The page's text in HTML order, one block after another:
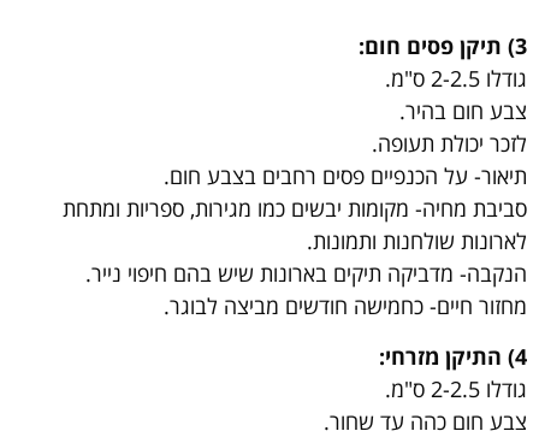
3) תיקן פסים חום:
גודלו 2-2.5 ס"מ.
צבע חום בהיר.
לזכר יכולת תעופה.
תיאור- על הכנפיים פסים רחבים בצבע חום.
סביבת מחיה- מקומות יבשים כמו מגירות, ספריות ומתחת
לארונות שולחנות ותמונות.
הנקבה- מדביקה תיקים בארונות שיש בהם חיפוי נייר.
מחזור חיים- כחמישה חודשים מביצה לבוגר.
4) התיקן מזרחי:
גודלו 2-2.5 ס"מ.
צבע חום כהה עד שחור.